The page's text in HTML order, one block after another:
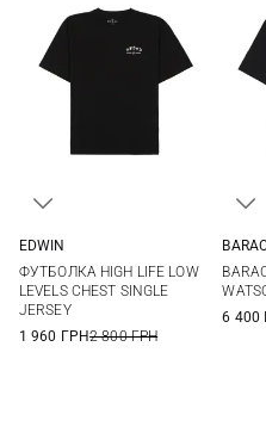
EDWIN
ФУТБОЛКА HIGH LIFE LOW
LEVELS CHEST SINGLE
JERSEY
1 960 ГРН2 800 ГРН
6 400